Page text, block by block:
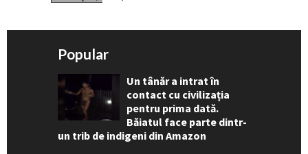
Popular
Un tânăr a intrat în
contact cu civilizația
pentru prima dată.
Băiatul face parte dintr-
un trib de indigeni din Amazon